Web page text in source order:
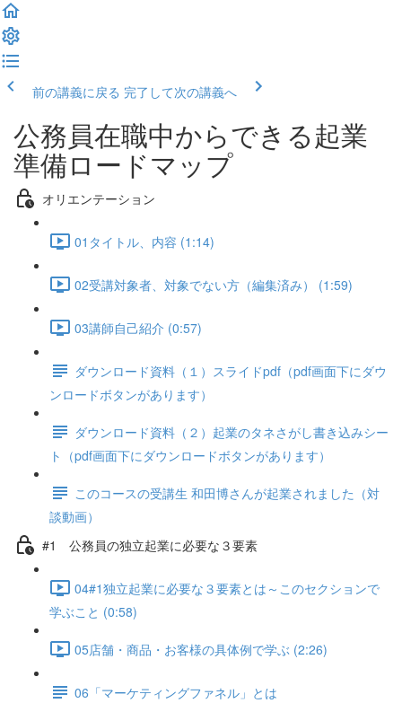
前の講義に戻る 完了して次の講義へ
公務員在職中からできる起業
準備ロードマップ
オリエンテーション
01タイトル、内容 (1:14)
02受講対象者、対象でない方（編集済み） (1:59)
03講師自己紹介 (0:57)
ダウンロード資料（１）スライドpdf（pdf画面下にダウ
ンロードボタンがあります）
ダウンロード資料（２）起業のタネさがし書き込みシー
ト（pdf画面下にダウンロードボタンがあります）
このコースの受講生 和田博さんが起業されました（対
談動画）
#1 公務員の独立起業に必要な３要素
04#1独立起業に必要な３要素とは～このセクションで
学ぶこと (0:58)
05店舗・商品・お客様の具体例で学ぶ (2:26)
06「マーケティングファネル」とは